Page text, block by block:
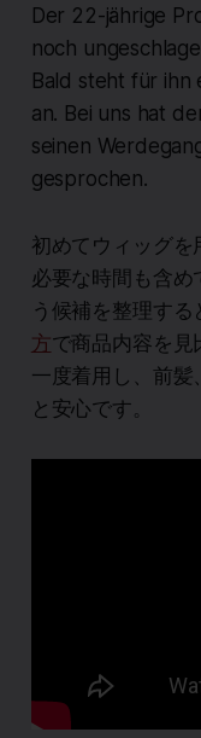
Der 22-jährige
noch
Bald steht für ihn
an. Bei uns hat
seinen
gesprochen.
初めてウィッグを
必要な時間も含
う候補を整理する
方で商品内容を見
一度着用し、前髪
と安心です。